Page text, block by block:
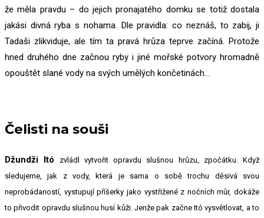
že měla pravdu – do jejich pronajatého domku se totiž dostala
jakási divná ryba s nohama. Dle pravidla: co neznáš, to zabij, ji
Tadaši zlikviduje, ale tím ta pravá hrůza teprve začíná. Protože
hned druhého dne začnou ryby i jiné mořské potvory hromadně
opouštět slané vody na svých umělých končetinách…
Čelisti na souši
Džundži Itó zvládl vytvořit opravdu slušnou hrůzu, zpočátku. Když
sledujeme, jak z vody, která je sama o sobě trochu děsivá svou
neprobádaností, vystupují příšerky jako vystřižené z nočních můr, dokáže
to přivodit opravdu slušnou husí kůži. Jenže pak začne Itó vysvětlovat, a to